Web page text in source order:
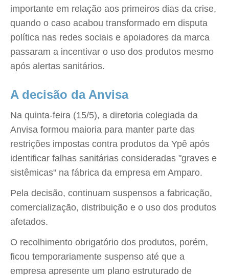
importante em relação aos primeiros dias da crise,
quando o caso acabou transformado em disputa
política nas redes sociais e apoiadores da marca
passaram a incentivar o uso dos produtos mesmo
após alertas sanitários.
A decisão da Anvisa
Na quinta-feira (15/5), a diretoria colegiada da
Anvisa formou maioria para manter parte das
restrições impostas contra produtos da Ypê após
identificar falhas sanitárias consideradas "graves e
sistêmicas" na fábrica da empresa em Amparo.
Pela decisão, continuam suspensos a fabricação,
comercialização, distribuição e o uso dos produtos
afetados.
O recolhimento obrigatório dos produtos, porém,
ficou temporariamente suspenso até que a
empresa apresente um plano estruturado de